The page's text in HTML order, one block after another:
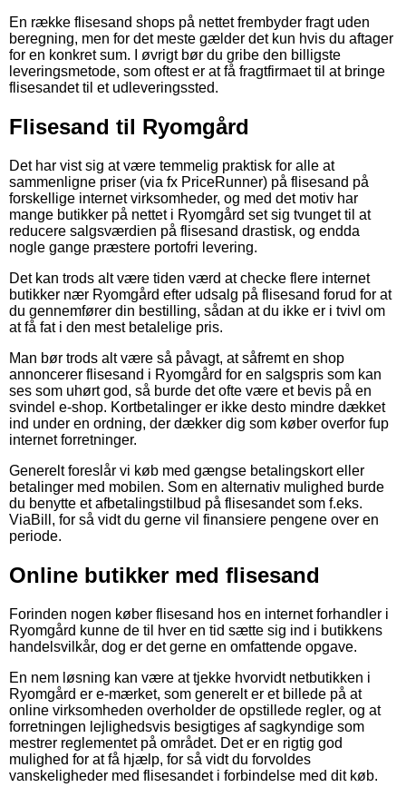
En række flisesand shops på nettet frembyder fragt uden
beregning, men for det meste gælder det kun hvis du aftager
for en konkret sum. I øvrigt bør du gribe den billigste
leveringsmetode, som oftest er at få fragtfirmaet til at bringe
flisesandet til et udleveringssted.
Flisesand til Ryomgård
Det har vist sig at være temmelig praktisk for alle at
sammenligne priser (via fx PriceRunner) på flisesand på
forskellige internet virksomheder, og med det motiv har
mange butikker på nettet i Ryomgård set sig tvunget til at
reducere salgsværdien på flisesand drastisk, og endda
nogle gange præstere portofri levering.
Det kan trods alt være tiden værd at checke flere internet
butikker nær Ryomgård efter udsalg på flisesand forud for at
du gennemfører din bestilling, sådan at du ikke er i tvivl om
at få fat i den mest betalelige pris.
Man bør trods alt være så påvagt, at såfremt en shop
annoncerer flisesand i Ryomgård for en salgspris som kan
ses som uhørt god, så burde det ofte være et bevis på en
svindel e-shop. Kortbetalinger er ikke desto mindre dækket
ind under en ordning, der dækker dig som køber overfor fup
internet forretninger.
Generelt foreslår vi køb med gængse betalingskort eller
betalinger med mobilen. Som en alternativ mulighed burde
du benytte et afbetalingstilbud på flisesandet som f.eks.
ViaBill, for så vidt du gerne vil finansiere pengene over en
periode.
Online butikker med flisesand
Forinden nogen køber flisesand hos en internet forhandler i
Ryomgård kunne de til hver en tid sætte sig ind i butikkens
handelsvilkår, dog er det gerne en omfattende opgave.
En nem løsning kan være at tjekke hvorvidt netbutikken i
Ryomgård er e-mærket, som generelt er et billede på at
online virksomheden overholder de opstillede regler, og at
forretningen lejlighedsvis besigtiges af sagkyndige som
mestrer reglementet på området. Det er en rigtig god
mulighed for at få hjælp, for så vidt du forvoldes
vanskeligheder med flisesandet i forbindelse med dit køb.